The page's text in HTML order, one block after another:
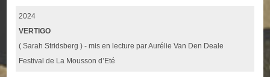
2024
VERTIGO
( Sarah Stridsberg ) - mis en lecture par Aurélie Van Den Deale
Festival de La Mousson d’Eté